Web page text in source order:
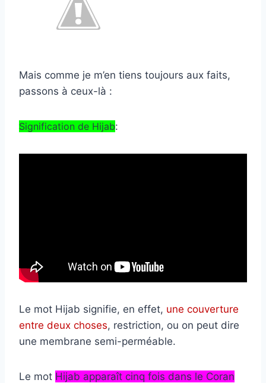
Mais comme je m’en tiens toujours aux faits,
passons à ceux-là :
Signification de Hijab:
Le mot Hijab signifie, en effet, une couverture
entre deux choses, restriction, ou on peut dire
une membrane semi-perméable.
Le mot Hijab apparaît cinq fois dans le Coran